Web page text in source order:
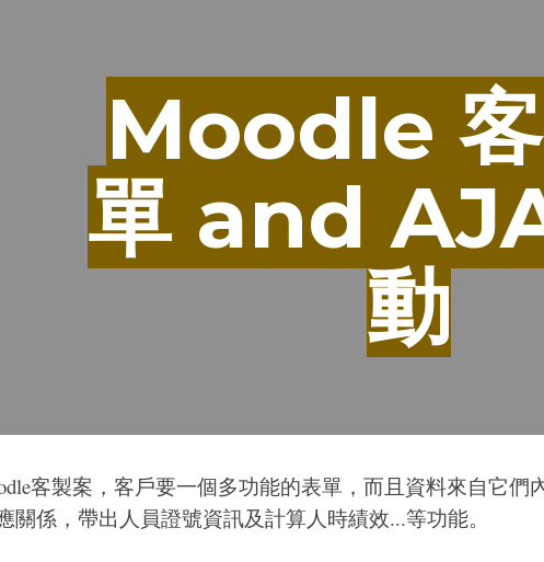
Moodle
單 and
動
客製案，客戶要一個多功能的表單，而且資料來自它們
關係，帶出人員證號資訊及計算人時績效...等功能。